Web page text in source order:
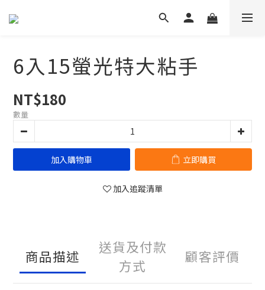
6入15螢光特大粘手
NT$180
數量
加入購物車 立即購買
加入追蹤清單
商品描述
送貨及付款
方式
顧客評價